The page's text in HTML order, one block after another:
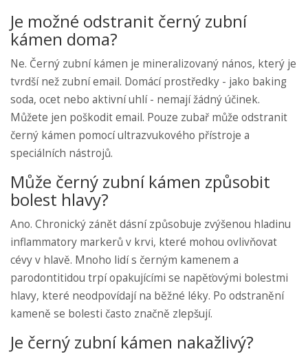
Je možné odstranit černý zubní
kámen doma?
Ne. Černý zubní kámen je mineralizovaný nános, který je
tvrdší než zubní email. Domácí prostředky - jako baking
soda, ocet nebo aktivní uhlí - nemají žádný účinek.
Můžete jen poškodit email. Pouze zubař může odstranit
černý kámen pomocí ultrazvukového přístroje a
speciálních nástrojů.
Může černý zubní kámen způsobit
bolest hlavy?
Ano. Chronický zánět dásní způsobuje zvýšenou hladinu
inflammatory markerů v krvi, které mohou ovlivňovat
cévy v hlavě. Mnoho lidí s černým kamenem a
parodontitidou trpí opakujícími se napěťovými bolestmi
hlavy, které neodpovídají na běžné léky. Po odstranění
kameně se bolesti často značně zlepšují.
Je černý zubní kámen nakažlivý?